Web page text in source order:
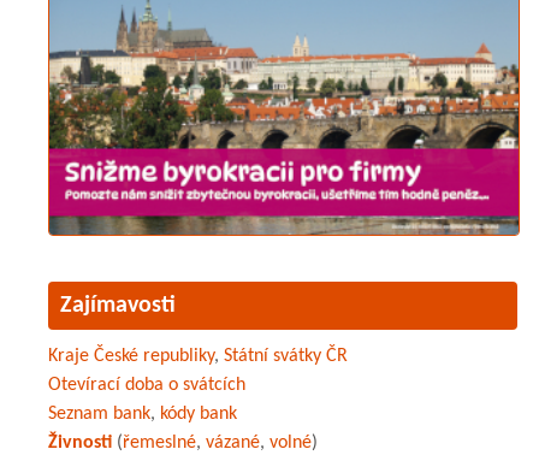
Zajímavosti
Kraje České republiky, Státní svátky ČR
Otevírací doba o svátcích
Seznam bank, kódy bank
Živnosti (řemeslné, vázané, volné)